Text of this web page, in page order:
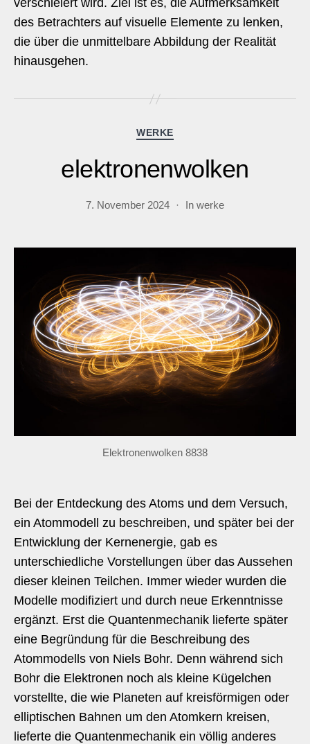
verschleiert wird. Ziel ist es, die Aufmerksamkeit
des Betrachters auf visuelle Elemente zu lenken,
die über die unmittelbare Abbildung der Realität
hinausgehen.
Kategorien
WERKE
elektronenwolken
7. November 2024 In werke
Elektronenwolken 8838
Bei der Entdeckung des Atoms und dem Versuch,
ein Atommodell zu beschreiben, und später bei der
Entwicklung der Kernenergie, gab es
unterschiedliche Vorstellungen über das Aussehen
dieser kleinen Teilchen. Immer wieder wurden die
Modelle modifiziert und durch neue Erkenntnisse
ergänzt. Erst die Quantenmechanik lieferte später
eine Begründung für die Beschreibung des
Atommodells von Niels Bohr. Denn während sich
Bohr die Elektronen noch als kleine Kügelchen
vorstellte, die wie Planeten auf kreisförmigen oder
elliptischen Bahnen um den Atomkern kreisen,
lieferte die Quantenmechanik ein völlig anderes